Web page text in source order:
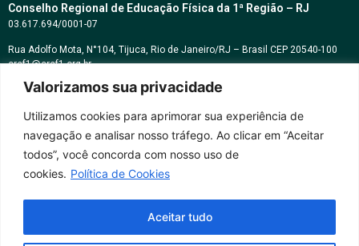
Valorizamos sua privacidade
Utilizamos cookies para aprimorar sua experiência de
navegação e analisar nosso tráfego. Ao clicar em “Aceitar
todos”, você concorda com nosso uso de
cookies. Política de Cookies
Aceitar tudo
Conselho Regional de Educação Física da 1ª Região – RJ
03.617.694/0001-07
Rua Adolfo Mota, N°104, Tijuca, Rio de Janeiro/RJ – Brasil CEP 20540-100
cref1@cref1.org.br
Assessoria de comunicação:
Horários de atendimento:
Whatsapp: (21) 2569-2398